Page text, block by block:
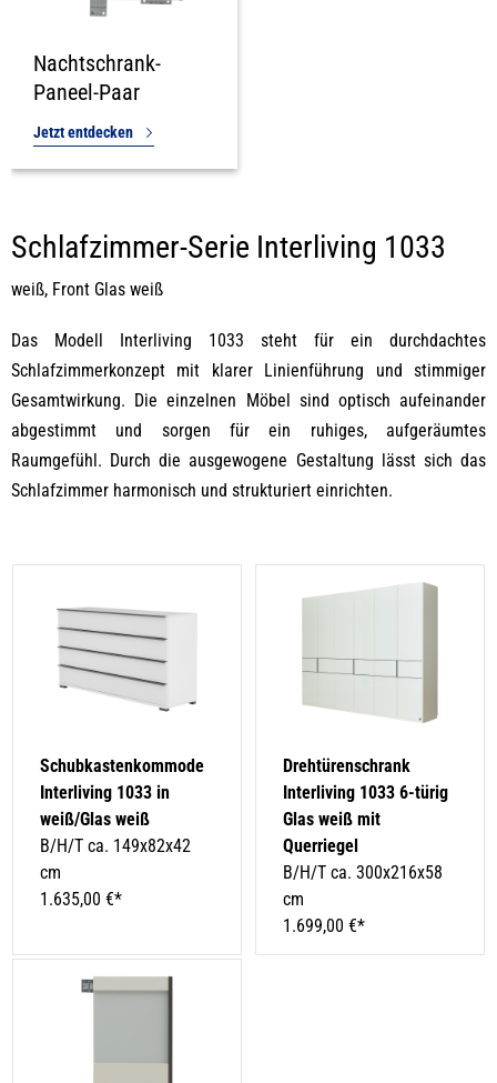
Nachtschrank-
Paneel-Paar
Jetzt entdecken
Schlafzimmer-Serie Interliving 1033
weiß, Front Glas weiß
Das Modell Interliving 1033 steht für ein durchdachtes
Schlafzimmerkonzept mit klarer Linienführung und stimmiger
Gesamtwirkung. Die einzelnen Möbel sind optisch aufeinander
abgestimmt und sorgen für ein ruhiges, aufgeräumtes
Raumgefühl. Durch die ausgewogene Gestaltung lässt sich das
Schlafzimmer harmonisch und strukturiert einrichten.
Schubkastenkommode
Interliving 1033 in
weiß/Glas weiß
B/H/T ca. 149x82x42
cm
1.635,00 €*
Drehtürenschrank
Interliving 1033 6-türig
Glas weiß mit
Querriegel
B/H/T ca. 300x216x58
cm
1.699,00 €*